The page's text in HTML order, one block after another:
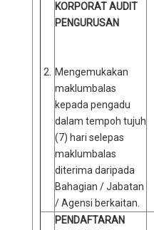
2.
KORPORAT AUDIT
PENGURUSAN
Mengemukakan
maklumbalas
kepada pengadu
dalam tempoh tujuh
(7) hari selepas
maklumbalas
diterima daripada
Bahagian / Jabatan
/ Agensi berkaitan.
PENDAFTARAN